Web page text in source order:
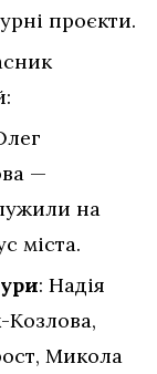
проєкти.
—
на
міста.
: Надія
Козлова,
Микола